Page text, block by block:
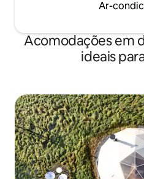
Ar-
Acomodações em
ideais